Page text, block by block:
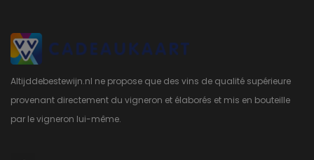
Altijddebestewijn.nl ne propose que des vins de qualité supérieure
provenant directement du vigneron et élaborés et mis en bouteille
par le vigneron lui-même.